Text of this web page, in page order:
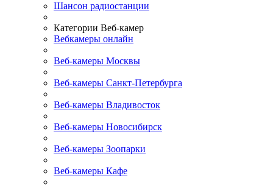
Шансон радиостанции
Категории Веб-камер
Вебкамеры онлайн
Веб-камеры Москвы
Веб-камеры Санкт-Петербурга
Веб-камеры Владивосток
Веб-камеры Новосибирск
Веб-камеры Зоопарки
Веб-камеры Кафе